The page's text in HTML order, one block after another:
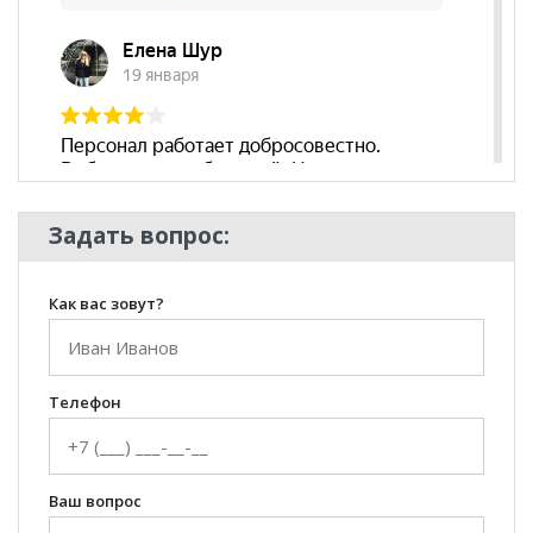
Задать вопрос:
Как вас зовут?
Телефон
Ваш вопрос